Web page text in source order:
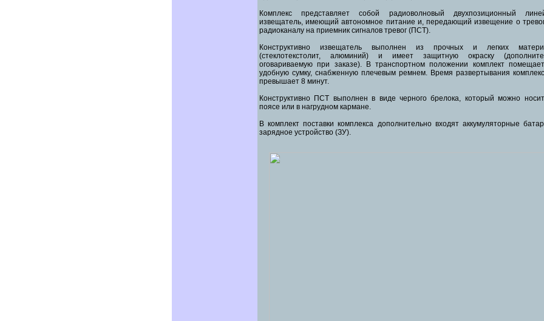
Комплекс представляет собой радиоволновый двухпозиционный
извещатель, имеющий автономное питание и, передающий извещение о
радиоканалу на приемник сигналов тревог (ПСТ).
Конструктивно извещатель выполнен из прочных и легких
(стеклотекстолит, алюминий) и имеет защитную окраску
оговариваемую при заказе). В транспортном положении комплект
удобную сумку, снабженную плечевым ремнем. Время развертывания
превышает 8 минут.
Конструктивно ПСТ выполнен в виде черного брелока, который можно
поясе или в нагрудном кармане.
В комплект поставки комплекса дополнительно входят аккумуляторные
зарядное устройство (ЗУ).